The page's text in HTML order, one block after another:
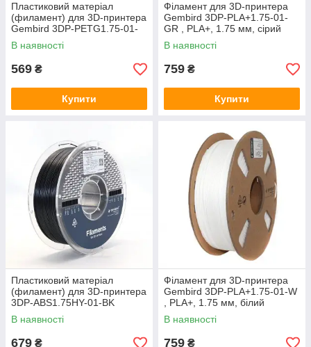
Пластиковий матеріал
(филамент) для 3D-принтера
Gembird 3DP-PETG1.75-01-
W, білий
В наявності
569 ₴
Купити
Філамент для 3D-принтера
Gembird 3DP-PLA+1.75-01-
GR , PLA+, 1.75 мм, сірий
В наявності
759 ₴
Купити
Пластиковий матеріал
(филамент) для 3D-принтера
3DP-ABS1.75HY-01-BK
В наявності
679 ₴
Філамент для 3D-принтера
Gembird 3DP-PLA+1.75-01-W
, PLA+, 1.75 мм, білий
В наявності
759 ₴